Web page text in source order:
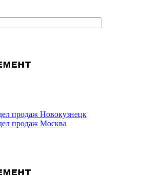
продаж Новокузнецк
продаж Москва